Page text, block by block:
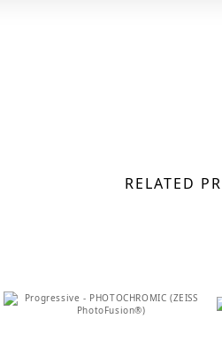
RELATED